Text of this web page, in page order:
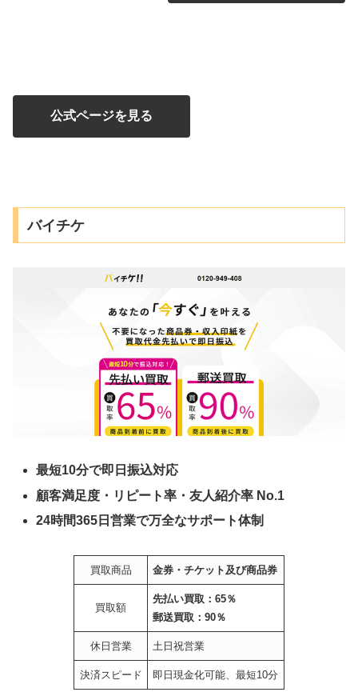
公式ページを見る
バイチケ
最短10分で即日振込対応
顧客満足度・リピート率・友人紹介率 No.1
24時間365日営業で万全なサポート体制
買取商品 金券・チケット及び商品券
買取額
先払い買取：65％
郵送買取：90％
休日営業 土日祝営業
決済スピード 即日現金化可能、最短10分